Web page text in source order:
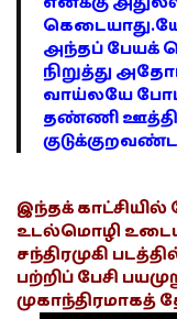
அந்தப் பேயக்
நிறுத்து
வாய்லயே
தண்ணி
இந்தக்
உடல்மொழி
சந்திரமுகி
பற்றிப் பேசி
முகாந்திரமாகத்